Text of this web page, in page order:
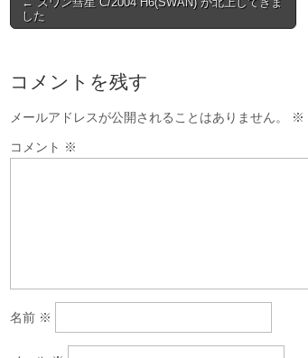
navigation
した
コメントを残す
メールアドレスが公開されることはありません。 ※
コメント ※
名前 ※